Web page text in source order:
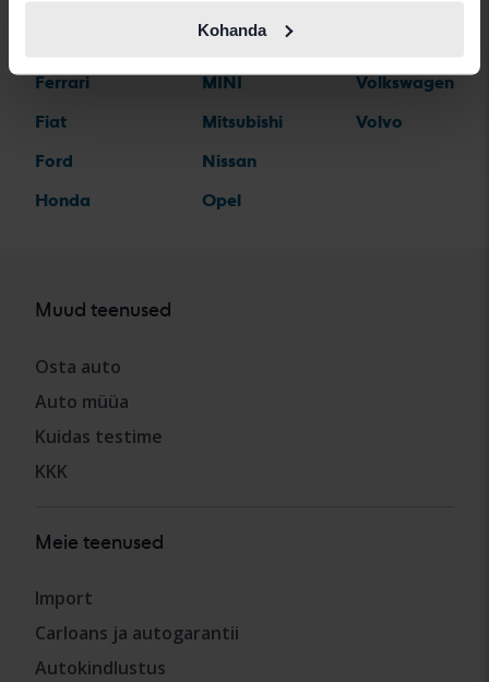
Kohanda
Ferrari
Fiat
Ford
Honda
MINI
Mitsubishi
Nissan
Opel
Volkswagen
Volvo
Muud teenused
Osta auto
Auto müüa
Kuidas testime
KKK
Meie teenused
Import
Carloans ja autogarantii
Autokindlustus